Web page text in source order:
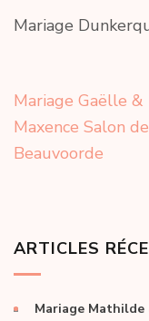
Mariage
Navigation
de
l’article
Mariage Gaëlle &
Maxence Salon
Beauvoorde
ARTICLES
Mariage Mathilde